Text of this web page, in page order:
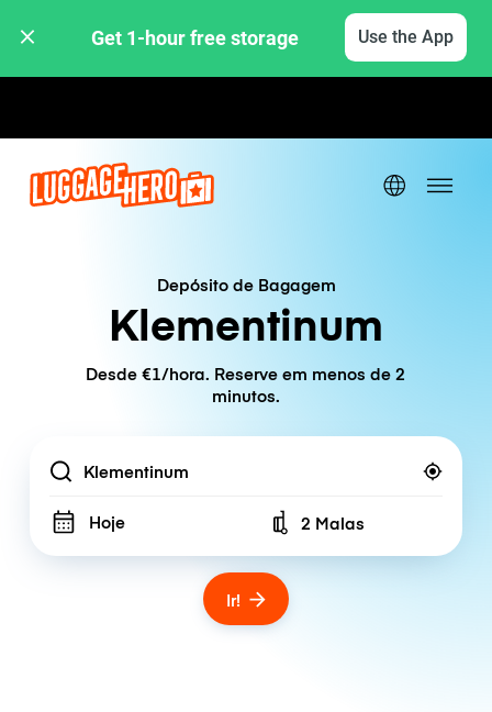
Get 1-hour free storage Use the App
Depósito de Bagagem
Klementinum
Desde €1/hora. Reserve em menos de 2
minutos.
Location
Hoje Number of bags
2 Malas
Ir!